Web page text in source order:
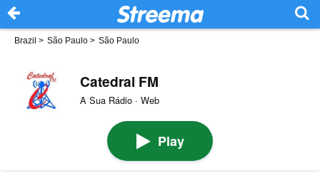
Brazil > São Paulo > São Paulo
Catedral FM
A Sua Rádio · Web
Play